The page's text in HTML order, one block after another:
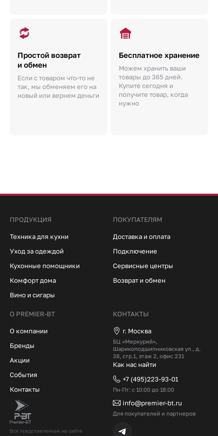
Простой возврат
и обмен
Если с товаром что-то не
так, мы обменяем его на
новый или вернем деньги
Бесплатное хранение
Можем хранить ваши
товары до 365 дней.
Купите сегодня и
получите товар, когда
нужно
Вся представленная на сайте
ПРОДУКЦИЯ
Техника для кухни
Уход за одеждой
Кухонные помощники
Комфорт дома
Вино и сигары
ПОКУПАТЕЛЯМ
Доставка и оплата
Подключение
Сервисные центры
Возврат и обмен
О PREMIER-BT
О компании
Бренды
Акции
События
Контакты
КОНТАКТЫ
г. Москва
БЦ «Меркурий»,
Шарикоподшипниковская ул., д.
38, стр.1, этаж 2, офис 231
Как нас найти
+7 (495)223-93-01
Пн-Пт: с 10:00 до 18:00
info@premier-bt.ru
Для покупателей и партнеров